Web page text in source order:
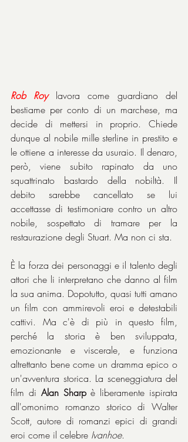
Rob Roy lavora come guardiano del
bestiame per conto di un marchese, ma
decide di mettersi in proprio. Chiede
dunque al nobile mille sterline in prestito e
le ottiene a interesse da usuraio. Il denaro,
però, viene subito rapinato da uno
squattrinato bastardo della nobiltà. Il
debito sarebbe cancellato se lui
accettasse di testimoniare contro un altro
nobile, sospettato di tramare per la
restaurazione degli Stuart. Ma non ci sta.
È la forza dei personaggi e il talento degli
attori che li interpretano che danno al film
la sua anima. Dopotutto, quasi tutti amano
un film con ammirevoli eroi e detestabili
cattivi. Ma c'è di più in questo film,
perché la storia è ben sviluppata,
emozionante e viscerale, e funziona
altrettanto bene come un dramma epico o
un'avventura storica. La sceneggiatura del
film di Alan Sharp è liberamente ispirata
all'omonimo romanzo storico di Walter
Scott, autore di romanzi epici di grandi
eroi come il celebre Ivanhoe.